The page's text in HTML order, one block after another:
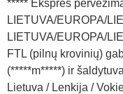
***** Ekspres
LIETUVA/EUROPA/
LIETUVA/EUROPA/
FTL (pilnų krovinių)
(*****m*****) ir
Lietuva / Lenkija /